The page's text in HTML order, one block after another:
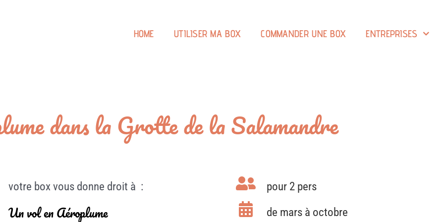
HOME UTILISER MA BOX COMMANDER UNE BOX ENTREPRISES
dans la Grotte de la Salamandre
votre box vous donne droit à :
Un vol en Aéroplume
pour 2 pers
de mars à octobre